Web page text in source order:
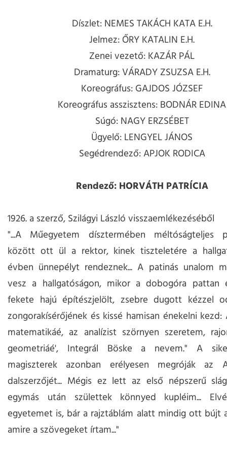
Díszlet: NEMES TAKÁCH KATA E.H.
Jelmez: ŐRY KATALIN E.H.
Zenei vezető: KAZÁR PÁL
Dramaturg: VÁRADY ZSUZSA E.H.
Koreográfus: GAJDOS JÓZSEF
Koreográfus asszisztens: BODNÁR EDINA
Súgó: NAGY ERZSÉBET
Ügyelő: LENGYEL JÁNOS
Segédrendező: APJOK RODICA
Rendező: HORVÁTH PATRÍCIA
1926. a szerző, Szilágyi László visszaemlékezéséből
"...A Műegyetem dísztermében méltóságteljes
között ott ül a rektor, kinek tiszteletére a
évben ünnepélyt rendeznek... A patinás unalom
vesz a hallgatóságon, mikor a dobogóra pattan
fekete hajú építészjelölt, zsebre dugott kézzel
zongorakísérőjének és kissé hamisan énekelni
matematikáé, az analízist szörnyen szeretem,
geometriáé', Integrál Böske a nevem." A
magiszterek azonban erélyesen megróják az
dalszerzőjét... Mégis ez lett az első népszerű
egymás után születtek könnyed kupléim...
egyetemet is, bár a rajztáblám alatt mindig ott bújt
amire a szövegeket írtam..."